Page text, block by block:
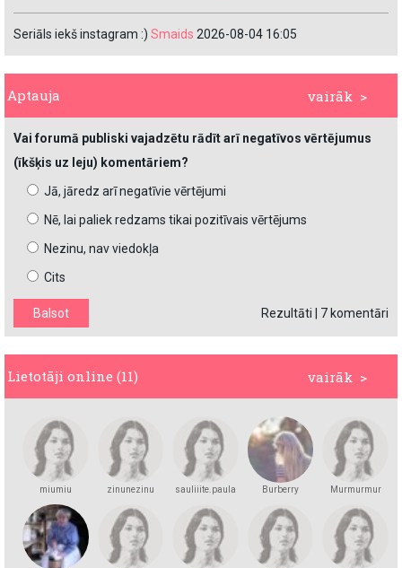
Seriāls iekš instagram :) Smaids 2026-08-04 16:05
vairāk >
Aptauja
Vai forumā publiski vajadzētu rādīt arī negatīvos vērtējumus
(īkšķis uz leju) komentāriem?
Jā, jāredz arī negatīvie vērtējumi
Nē, lai paliek redzams tikai pozitīvais vērtējums
Nezinu, nav viedokļa
Cits
Rezultāti 7 komentāri
vairāk >
Lietotāji online (11)
miumiu zinunezinu sauliiite.paula Burberry Murmurmur